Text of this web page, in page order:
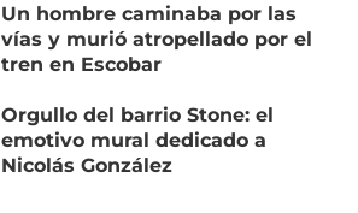
Un hombre caminaba por las
vías y murió atropellado por el
tren en Escobar
Orgullo del barrio Stone: el
emotivo mural dedicado a
Nicolás González